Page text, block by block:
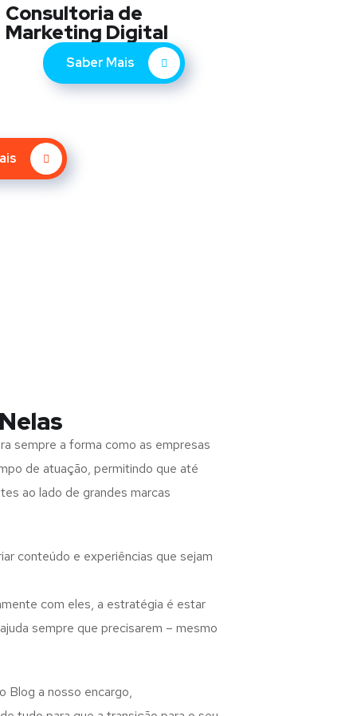
Consultoria de
Marketing Digital
Saber Mais
sempre a forma como as empresas
de atuação, permitindo que até
ao lado de grandes marcas
conteúdo e experiências que sejam
com eles, a estratégia é estar
sempre que precisarem – mesmo
Blog a nosso encargo,